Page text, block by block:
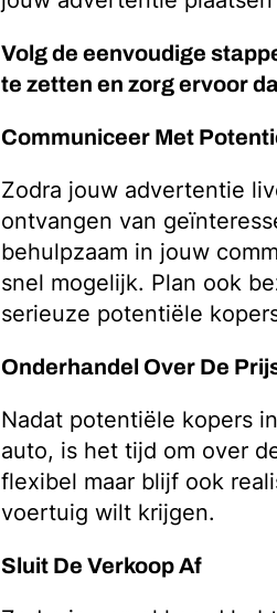
Volg de eenvoudige
te zetten en zorg ervoor
Communiceer Met
Zodra jouw advertentie
ontvangen van
behulpzaam in jouw
snel mogelijk. Plan ook
serieuze potentiële
Onderhandel Over De
Nadat potentiële kopers
auto, is het tijd om over
flexibel maar blijf ook
voertuig wilt krijgen.
Sluit De Verkoop Af